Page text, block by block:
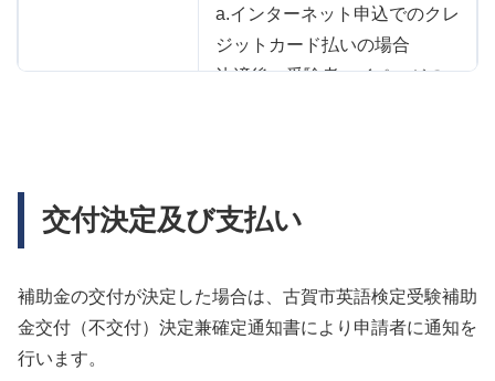
の写し）
a.インターネット申込でのクレ
ジットカード払いの場合
決済後、受験者マイページの
収書（レシート）の写し
合：学校や学習塾等の団体責
任者から受け取った領収書
交付決定及び支払い
補助金の交付が決定した場合は、古賀市英語検定受験補助
金交付（不交付）決定兼確定通知書により申請者に通知を
行います。